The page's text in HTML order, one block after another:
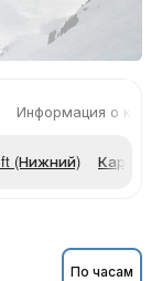
Информация о
ft (Нижний) Карты
По часам